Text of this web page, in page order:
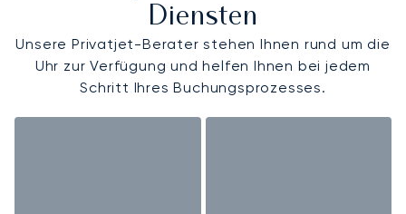
Diensten
Unsere Privatjet-Berater stehen Ihnen rund um die
Uhr zur Verfügung und helfen Ihnen bei jedem
Schritt Ihres Buchungsprozesses.